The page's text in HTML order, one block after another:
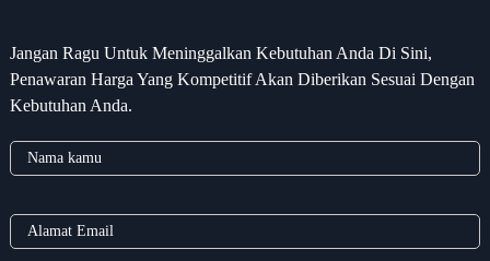
Jangan Ragu Untuk Meninggalkan Kebutuhan Anda Di Sini,
Penawaran Harga Yang Kompetitif Akan Diberikan Sesuai Dengan
Kebutuhan Anda.